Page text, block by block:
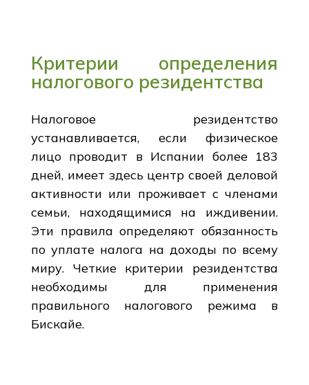
Критерии определения
налогового резидентства
Налоговое резидентство
устанавливается, если физическое
лицо проводит в Испании более 183
дней, имеет здесь центр своей деловой
активности или проживает с членами
семьи, находящимися на иждивении.
Эти правила определяют обязанность
по уплате налога на доходы по всему
миру. Четкие критерии резидентства
необходимы для применения
правильного налогового режима в
Бискайе.